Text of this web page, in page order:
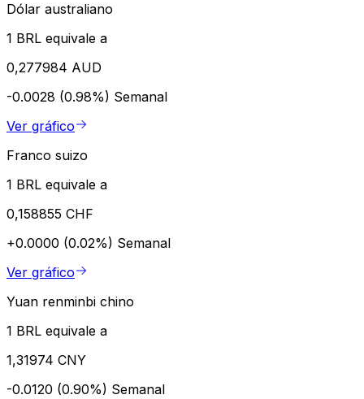
Dólar australiano
1 BRL equivale a
0,277984 AUD
-0.0028 (0.98%) Semanal
Ver gráfico
Franco suizo
1 BRL equivale a
0,158855 CHF
+0.0000 (0.02%) Semanal
Ver gráfico
Yuan renminbi chino
1 BRL equivale a
1,31974 CNY
-0.0120 (0.90%) Semanal